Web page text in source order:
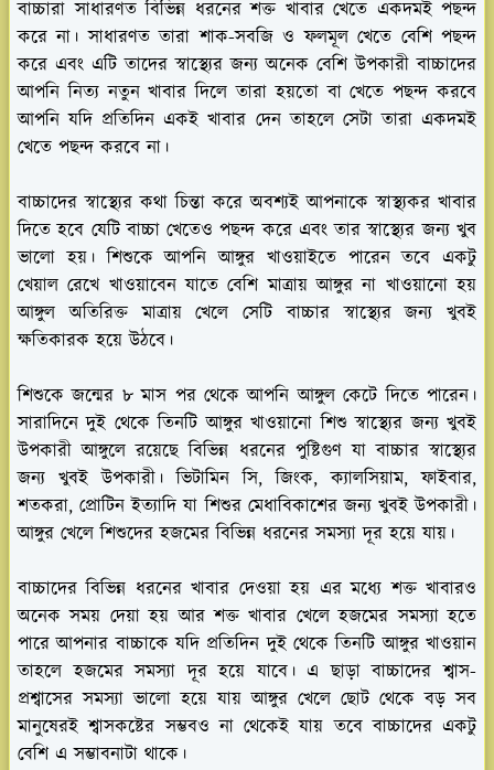
বাচ্চারা সাধারণত বিভিন্ন ধরনের শক্ত খাবার খেতে একদমই পছন্দ
করে না। সাধারণত তারা শাক-সবজি ও ফলমূল খেতে বেশি পছন্দ
করে এবং এটি তাদের স্বাস্থ্যের জন্য অনেক বেশি উপকারী বাচ্চাদের
আপনি নিত্য নতুন খাবার দিলে তারা হয়তো বা খেতে পছন্দ করবে
আপনি যদি প্রতিদিন একই খাবার দেন তাহলে সেটা তারা একদমই
খেতে পছন্দ করবে না।
বাচ্চাদের স্বাস্থ্যের কথা চিন্তা করে অবশ্যই আপনাকে স্বাস্থ্যকর খাবার
দিতে হবে যেটি বাচ্চা খেতেও পছন্দ করে এবং তার স্বাস্থ্যের জন্য খুব
ভালো হয়। শিশুকে আপনি আঙ্গুর খাওয়াইতে পারেন তবে একটু
খেয়াল রেখে খাওয়াবেন যাতে বেশি মাত্রায় আঙ্গুর না খাওয়ানো হয়
আঙ্গুল অতিরিক্ত মাত্রায় খেলে সেটি বাচ্চার স্বাস্থ্যের জন্য খুবই
ক্ষতিকারক হয়ে উঠবে।
শিশুকে জন্মের ৮ মাস পর থেকে আপনি আঙ্গুল কেটে দিতে পারেন।
সারাদিনে দুই থেকে তিনটি আঙ্গুর খাওয়ানো শিশু স্বাস্থ্যের জন্য খুবই
উপকারী আঙ্গুলে রয়েছে বিভিন্ন ধরনের পুষ্টিগুণ যা বাচ্চার স্বাস্থ্যের
জন্য খুবই উপকারী। ভিটামিন সি, জিংক, ক্যালসিয়াম, ফাইবার,
শতকরা, প্রোটিন ইত্যাদি যা শিশুর মেধাবিকাশের জন্য খুবই উপকারী।
আঙ্গুর খেলে শিশুদের হজমের বিভিন্ন ধরনের সমস্যা দূর হয়ে যায়।
বাচ্চাদের বিভিন্ন ধরনের খাবার দেওয়া হয় এর মধ্যে শক্ত খাবারও
অনেক সময় দেয়া হয় আর শক্ত খাবার খেলে হজমের সমস্যা হতে
পারে আপনার বাচ্চাকে যদি প্রতিদিন দুই থেকে তিনটি আঙ্গুর খাওয়ান
তাহলে হজমের সমস্যা দূর হয়ে যাবে। এ ছাড়া বাচ্চাদের শ্বাস-
প্রশ্বাসের সমস্যা ভালো হয়ে যায় আঙ্গুর খেলে ছোট থেকে বড় সব
মানুষেরই শ্বাসকষ্টের সম্ভবও না থেকেই যায় তবে বাচ্চাদের একটু
বেশি এ সম্ভাবনাটা থাকে।